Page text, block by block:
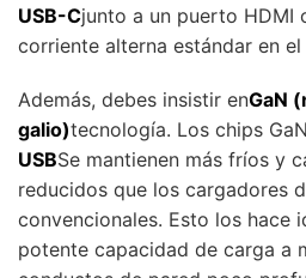
USB-Cjunto a un puerto HDMI
corriente alterna estándar en
Además, debes insistir enGaN
galio)tecnología. Los chips
USBSe mantienen más fríos y
reducidos que los cargadores
convencionales. Esto los hace
potente capacidad de carga a